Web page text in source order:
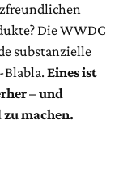
Die WWDC
substanzielle
Blabla. Eines ist
– und
zu machen.